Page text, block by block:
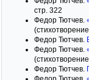
стр. 322
Федор Тютчев.
Федор Тютчев.
Федор Тютчев.
Федор Тютчев.